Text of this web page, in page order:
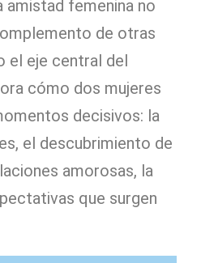
amistad femenina no
de otras
el eje central del
cómo dos mujeres
decisivos: la
el descubrimiento de
amorosas, la
que surgen